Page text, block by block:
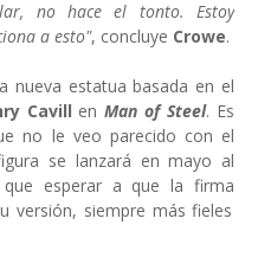
no hace el tonto. Estoy
a esto", concluye Crowe.
nueva estatua basada en el
Cavill enMan of Steel. Es
no le veo parecido con el
se lanzará en mayo al
esperar a que la firma
versión, siempre más fieles